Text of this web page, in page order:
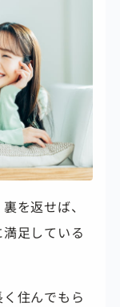
を返せば、
足している
住んでもら